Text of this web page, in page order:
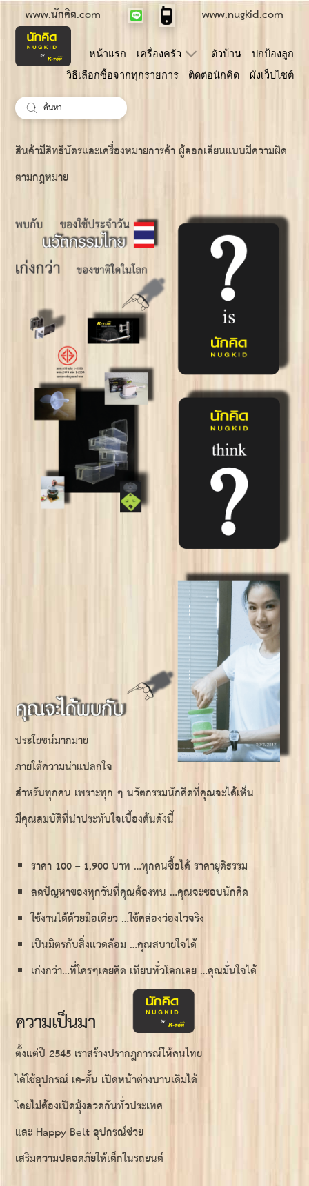
www.นักคิด.com www.nugkid.com
หน้าแรก เครื่องครัว ตัวบ้าน
ปกป้องลูก
วิธีเลือกซื้อจากทุกรายการ
ติดต่อนักคิด ผังเว็บไซต์
ค้นหายืนยัน
สินค้ามีสิทธิบัตรและเครื่องหมายการค้า ผู้ลอกเลียนแบบมีความผิด
ตามกฎหมาย
ประโยชน์มากมาย
ภายใต้ความน่าแปลกใจ
สำหรับทุกคน เพราะทุก ๆ นวัตกรรมนักคิดที่คุณจะได้เห็น
มีคุณสมบัติที่น่าประทับใจเบื้องต้นดังนี้
ราคา 100 – 1,900 บาท …ทุกคนซื้อได้ ราคายุติธรรม
ลดปัญหาของทุกวันที่คุณต้องทน …คุณจะชอบนักคิด
ใช้งานได้ด้วยมือเดียว …ใช้คล่องว่องไวจริง
เป็นมิตรกับสิ่งแวดล้อม …คุณสบายใจได้
เก่งกว่า…ที่ใครๆเคยคิด เทียบทั่วโลกเลย …คุณมั่นใจได้
ความเป็นมา
ตั้งแต่ปี 2545 เราสร้างปรากฎการณ์ให้คนไทย
ได้ใช้อุปกรณ์ เค-ตั้น เปิดหน้าต่างบานเดิมได้
โดยไม่ต้องเปิดมุ้งลวดกันทั่วประเทศ
และ Happy Belt อุปกรณ์ช่วย
เสริมความปลอดภัยให้เด็กในรถยนต์